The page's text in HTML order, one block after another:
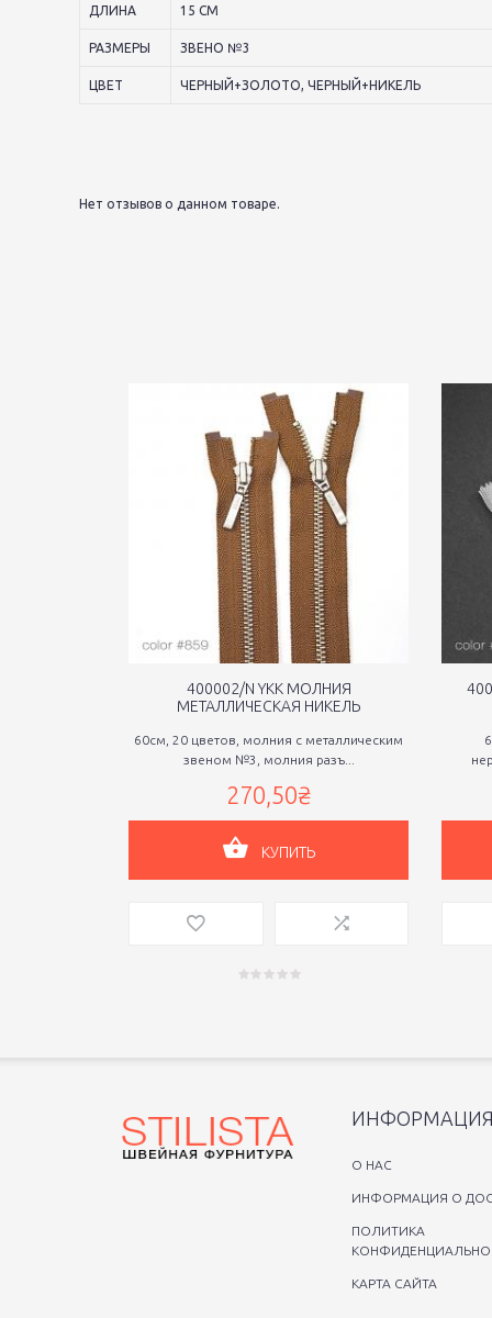
ДЛИНА 15 СМ
РАЗМЕРЫ ЗВЕНО №3
ЦВЕТ ЧЕРНЫЙ+ЗОЛОТО, ЧЕРНЫЙ+НИКЕЛЬ
Нет отзывов о данном товаре.
400002/N YKK МОЛНИЯ
МЕТАЛЛИЧЕСКАЯ НИКЕЛЬ
60см, 20 цветов, молния с металлическим
звеном №3, молния разъ...
270,50₴
КУПИТЬ
ИНФОРМАЦИЯ
O НАС
ИНФОРМАЦИЯ О
ПОЛИТИКА
КАРТА САЙТА